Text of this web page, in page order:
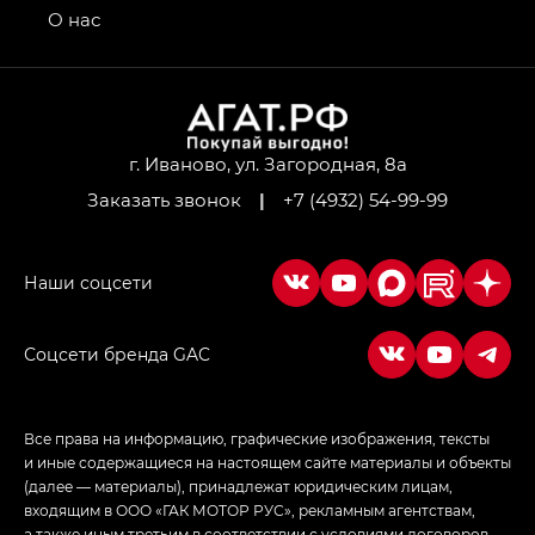
привод — GB AWD, Джи Эль Полный привод —
Джи Ти — GT, Джи Икс — GX,
Джи Икс ПРЕМИУМ — GX PREMIUM, ЛАУНЖ —
LOUNGE
Empow — Эмпау (Empow) в комплектации
в спортивном стиле — GL(S-Style)
Соцсети бренда GAC
г. Иваново, ул. Загородная, 8а
Заказать звонок
| +7 (4932) 54-99-99
О нас
Все права на информацию, графические изображения, тексты
и иные содержащиеся на настоящем сайте материалы и объекты
(далее — материалы), принадлежат юридическим лицам,
входящим в ООО «ГАК МОТОР РУС», рекламным агентствам,